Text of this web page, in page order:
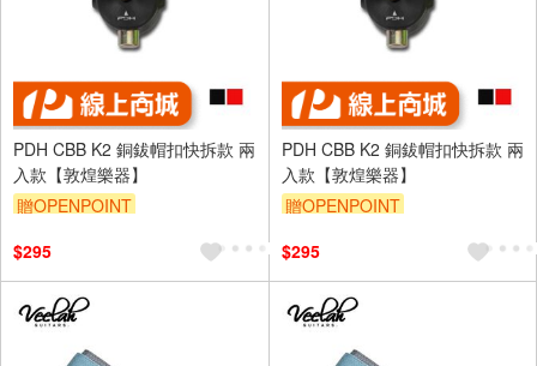
PDH CBB K2 銅鈸帽扣快拆款 兩
入款【敦煌樂器】
贈OPENPOINT
$295
PDH CBB K2 銅鈸帽扣快拆款 兩
入款【敦煌樂器】
贈OPENPOINT
$295